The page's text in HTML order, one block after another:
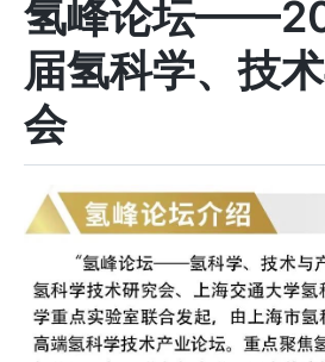
氢峰论坛
届氢科学、技
会